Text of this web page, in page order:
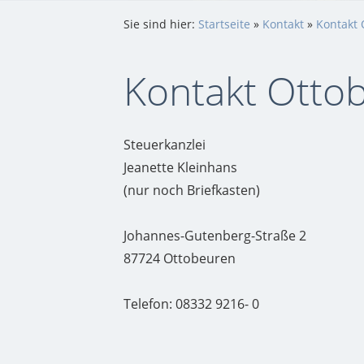
Sie sind hier: Startseite » Kontakt » Kontakt
Kontakt
Steuerkanzlei
Jeanette Kleinhans
(nur noch Briefkasten)
Johannes-Gutenberg-Straße 2
87724 Ottobeuren
Telefon: 08332 9216- 0